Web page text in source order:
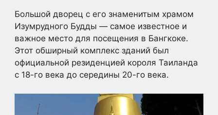
Большой дворец с его знаменитым храмом
Изумрудного Будды — самое известное и
важное место для посещения в Бангкоке.
Этот обширный комплекс зданий был
официальной резиденцией короля Таиланда
с 18-го века до середины 20-го века.